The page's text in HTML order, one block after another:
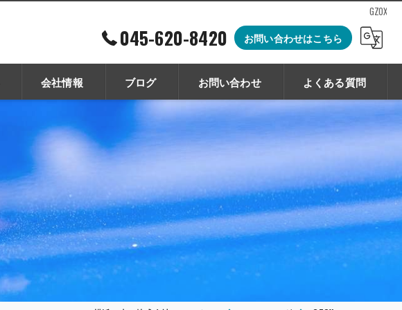
GZOX
045-620-8420 お問い合わせはこちら
会社情報 ブログ お問い合わせ よくある質問